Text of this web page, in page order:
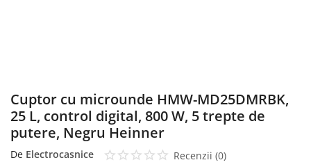
Cuptor cu microunde HMW-MD25DMRBK,
25 L, control digital, 800 W, 5 trepte de
putere, Negru Heinner
De Electrocasnice Recenzii (0)